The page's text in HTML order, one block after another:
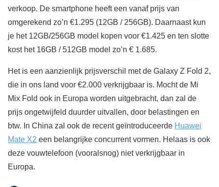
verkoop. De smartphone heeft een vanaf prijs van
omgerekend zo’n €1.295 (12GB / 256GB). Daarnaast kun
je het 12GB/256GB model kopen voor €1.425 en ten slotte
kost het 16GB / 512GB model zo’n € 1.685.
Het is een aanzienlijk prijsverschil met de Galaxy Z Fold 2,
die in ons land voor €2.000 verkrijgbaar is. Mocht de Mi
Mix Fold ook in Europa worden uitgebracht, dan zal de
prijs ongetwijfeld duurder uitvallen, door belastingen en
btw. In China zal ook de recent geïntroduceerde Huawei
Mate X2 een belangrijke concurrent vormen. Helaas is ook
deze vouwtelefoon (vooralsnog) niet verkrijgbaar in
Europa.